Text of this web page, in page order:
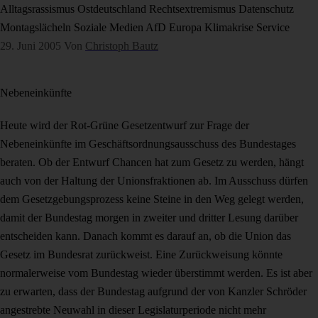
Alltagsrassismus Ostdeutschland Rechtsextremismus Datenschutz
Montagslächeln Soziale Medien AfD Europa Klimakrise Service
29. Juni 2005 Von Christoph Bautz
Nebeneinkünfte
Heute wird der Rot-Grüne Gesetzentwurf zur Frage der
Nebeneinkünfte im Geschäftsordnungsausschuss des Bundestages
beraten. Ob der Entwurf Chancen hat zum Gesetz zu werden, hängt
auch von der Haltung der Unionsfraktionen ab. Im Ausschuss dürfen
dem Gesetzgebungsprozess keine Steine in den Weg gelegt werden,
damit der Bundestag morgen in zweiter und dritter Lesung darüber
entscheiden kann. Danach kommt es darauf an, ob die Union das
Gesetz im Bundesrat zurückweist. Eine Zurückweisung könnte
normalerweise vom Bundestag wieder überstimmt werden. Es ist aber
zu erwarten, dass der Bundestag aufgrund der von Kanzler Schröder
angestrebte Neuwahl in dieser Legislaturperiode nicht mehr